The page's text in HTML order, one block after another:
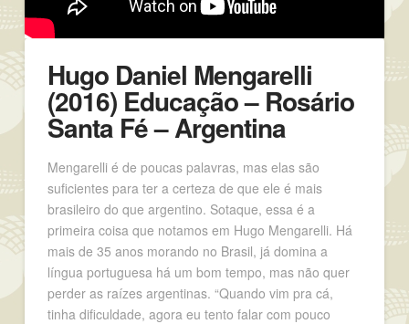
Hugo Daniel Mengarelli
(2016) Educação – Rosário
Santa Fé – Argentina
Mengarelli é de poucas palavras, mas elas são
suficientes para ter a certeza de que ele é mais
brasileiro do que argentino. Sotaque, essa é a
primeira coisa que notamos em Hugo Mengarelli. Há
mais de 35 anos morando no Brasil, já domina a
língua portuguesa há um bom tempo, mas não quer
perder as raízes argentinas. “Quando vim pra cá,
tinha dificuldade, agora eu tento falar com pouco